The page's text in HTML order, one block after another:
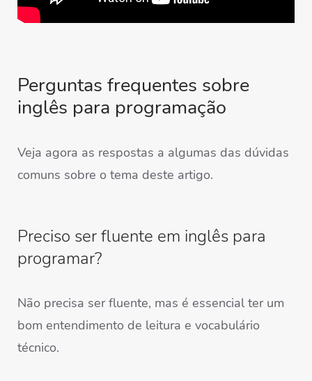
Perguntas frequentes sobre
inglês para programação
Veja agora as respostas a algumas das dúvidas
comuns sobre o tema deste artigo.
Preciso ser fluente em inglês para
programar?
Não precisa ser fluente, mas é essencial ter um
bom entendimento de leitura e vocabulário
técnico.